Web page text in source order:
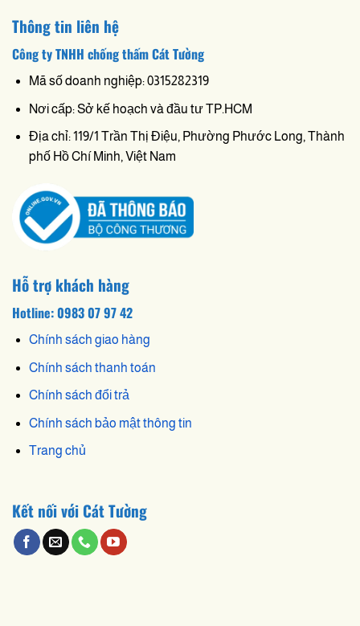
Thông tin liên hệ
Công ty TNHH chống thấm Cát Tường
Mã số doanh nghiệp: 0315282319
Nơi cấp: Sở kế hoạch và đầu tư TP.HCM
Địa chỉ: 119/1 Trần Thị Điệu, Phường Phước Long, Thành
phố Hồ Chí Minh, Việt Nam
Hỗ trợ khách hàng
Hotline: 0983 07 97 42
Chính sách giao hàng
Chính sách thanh toán
Chính sách đổi trả
Chính sách bảo mật thông tin
Trang chủ
Kết nối với Cát Tường